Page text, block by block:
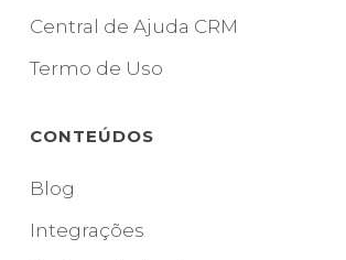
Central de Ajuda CRM
Termo de Uso
CONTEÚDOS
Blog
Integrações